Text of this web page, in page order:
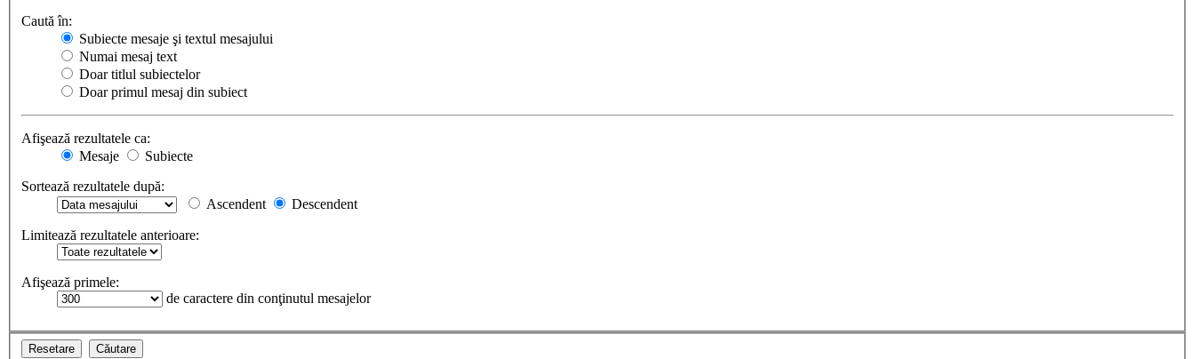
Caută în:
Subiecte mesaje şi textul mesajului
Numai mesaj text
Doar titlul subiectelor
Doar primul mesaj din subiect
Afişează rezultatele ca:
Mesaje
Subiecte
Sortează rezultatele după:
Ascendent
Descendent
Limitează rezultatele anterioare:
Afişează primele:
de caractere din conţinutul mesajelor